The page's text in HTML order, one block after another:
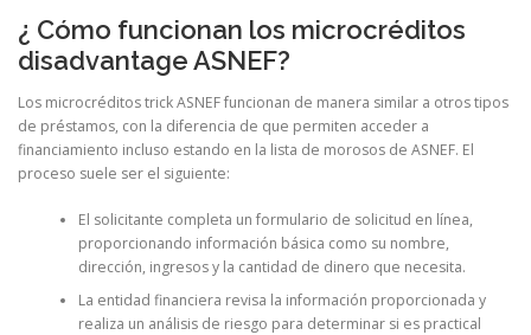
¿ Cómo funcionan los microcréditos
disadvantage ASNEF?
Los microcréditos trick ASNEF funcionan de manera similar a otros tipos
de préstamos, con la diferencia de que permiten acceder a
financiamiento incluso estando en la lista de morosos de ASNEF. El
proceso suele ser el siguiente:
El solicitante completa un formulario de solicitud en línea,
proporcionando información básica como su nombre,
dirección, ingresos y la cantidad de dinero que necesita.
La entidad financiera revisa la información proporcionada y
realiza un análisis de riesgo para determinar si es practical